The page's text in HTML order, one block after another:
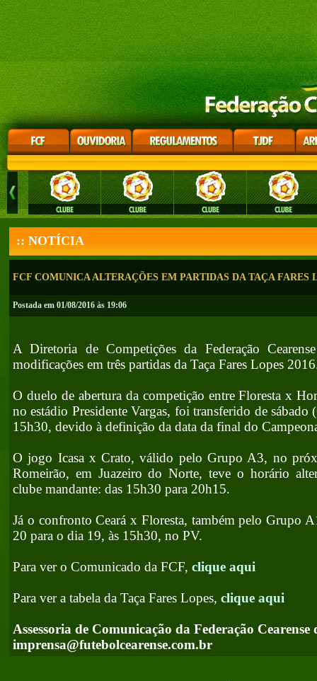
:: NOTÍCIA
FCF COMUNICA ALTERAÇÕES EM PARTIDAS DA TAÇA FARES
Postada em 01/08/2016 às 19:06
A Diretoria de Competições da Federação
modificações em três partidas da Taça Fares Lopes
O duelo de abertura da competição entre Floresta x
no estádio Presidente Vargas, foi transferido de
15h30, devido à definição da data da final do
O jogo Icasa x Crato, válido pelo Grupo A3, no
Romeirão, em Juazeiro do Norte, teve o horário
clube mandante: das 15h30 para 20h15.
Já o confronto Ceará x Floresta, também pelo Grupo
20 para o dia 19, às 15h30, no PV.
Para ver o Comunicado da FCF, clique aqui
Para ver a tabela da Taça Fares Lopes, clique aqui
Assessoria de Comunicação da Federação Cearense
imprensa@futebolcearense.com.br